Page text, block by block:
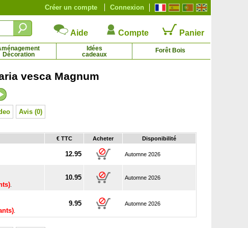
Connexion
Créer un compte
Aide Compte Panier
Décoration
Idées
cadeaux
Forêt Bois
vesca Magnum
Avis (0)
€ TTC Acheter Disponibilité
12.95 Automne 2026
10.95 Automne 2026
9.95 Automne 2026